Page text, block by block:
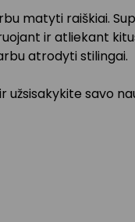
matyti raiškiai.
ir atliekant
atrodyti stilingai.
užsisakykite savo